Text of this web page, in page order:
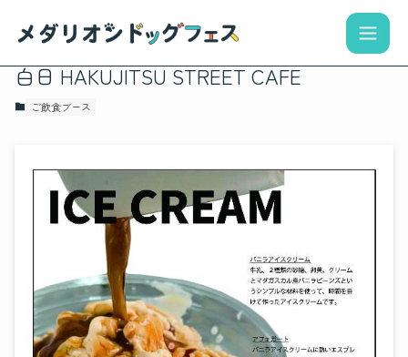
白日 HAKUJITSU STREET CAFE
ご飲食ブース